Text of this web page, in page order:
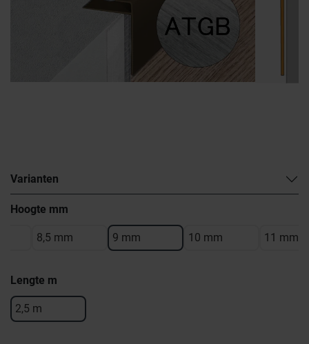
Varianten
Hoogte mm
8,5 mm 9 mm 10 mm 11 mm
Lengte m
2,5 m